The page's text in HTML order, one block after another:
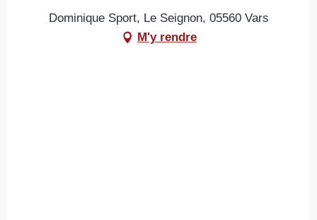
Dominique Sport, Le Seignon, 05560 Vars
M'y rendre